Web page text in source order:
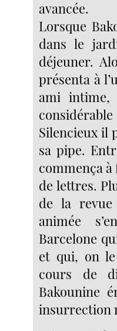
avancée.
Lorsque
dans le
déjeuner.
présenta à
ami intime,
Silencieux il
sa pipe.
commença
de lettres.
de la
animée
Barcelone
et qui, on
cours de
Bakounine
insurrection